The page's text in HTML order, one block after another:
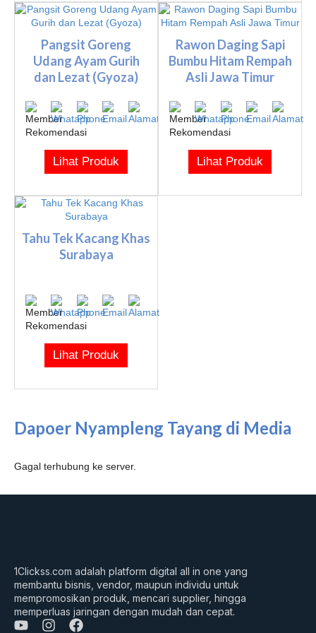
Pangsit Goreng
Udang Ayam Gurih
dan Lezat (Gyoza)
Lihat Produk
Rawon Daging Sapi
Bumbu Hitam Rempah
Asli Jawa Timur
Lihat Produk
Tahu Tek Kacang Khas
Surabaya
Lihat Produk
Dapoer Nyampleng Tayang di Media
Gagal terhubung ke server.
1Clickss.com adalah platform digital all in one yang
membantu bisnis, vendor, maupun individu untuk
mempromosikan produk, mencari supplier, hingga
memperluas jaringan dengan mudah dan cepat.
Y
I
F